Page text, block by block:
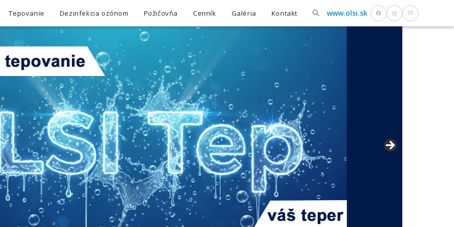
www.olsi.sk
Tepovanie Dezinfekcia ozónom Požičovňa Cenník Galéria Kontakt Toggle
search